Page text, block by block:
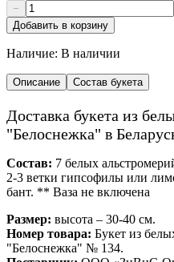
−
Добавить в корзину
Наличие: В наличии
Описание Состав букета
Доставка букета из
"Белоснежка" в
Состав: 7 белых
2-3 ветки гипсофилы или
бант. ** Ваза не включена
Размер: высота – 30-40 см.
Номер товара: Букет из
"Белоснежка" № 134.